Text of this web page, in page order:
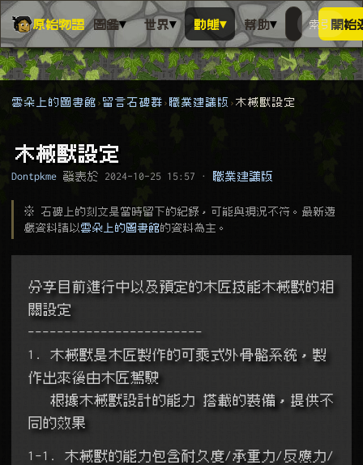
原始物語 圖鑑▾ 世界▾ 動態▾ 幫助▾
搜尋萬物
搜人物、
索引開始
雲朵上的圖書館 留言石碑群 職業建議版 木械獸設定
木械獸設定
Dontpkme 發表於 2024-10-25 15:57 · 職業建議版
※ 石碑上的刻文是當時留下的紀錄，可能與現況不符。最新遊
戲資料請以 雲朵上的圖書館的資料為主。
分享目前進行中以及預定的木匠技能木械獸的相
關設定
------------------------
1. 木械獸是木匠製作的可乘式外骨骼系統，製
作出來後由木匠駕駛
同的效果
1-1. 木械獸的能力包含耐久度/承重力/反應力/